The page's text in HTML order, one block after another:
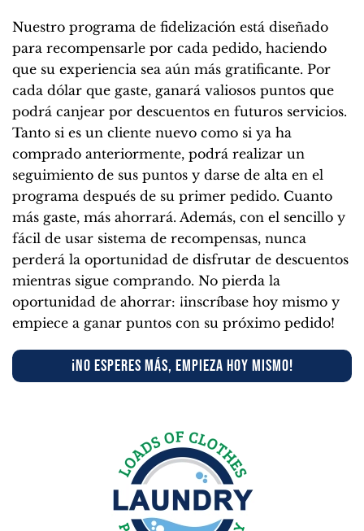
Nuestro programa de fidelización está diseñado
para recompensarle por cada pedido, haciendo
que su experiencia sea aún más gratificante. Por
cada dólar que gaste, ganará valiosos puntos que
podrá canjear por descuentos en futuros servicios.
Tanto si es un cliente nuevo como si ya ha
comprado anteriormente, podrá realizar un
seguimiento de sus puntos y darse de alta en el
programa después de su primer pedido. Cuanto
más gaste, más ahorrará. Además, con el sencillo y
fácil de usar sistema de recompensas, nunca
perderá la oportunidad de disfrutar de descuentos
mientras sigue comprando. No pierda la
oportunidad de ahorrar: ¡inscríbase hoy mismo y
empiece a ganar puntos con su próximo pedido!
¡NO ESPERES MÁS, EMPIEZA HOY MISMO!